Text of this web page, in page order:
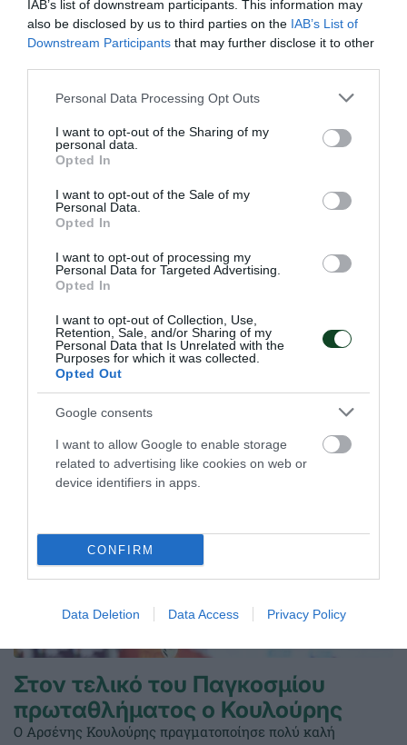
IAB’s list of downstream participants. This information may
also be disclosed by us to third parties on the IAB’s List of
Downstream Participants that may further disclose it to other
Please note that this website/app uses one or more Google
not limited to your visit or usage behaviour. You may click to
grant or deny consent to Google and its third-party tags to
use your data for below specified purposes in below Google
consent section.
Personal Data Processing Opt Outs
I want to opt-out of the Sharing of my
personal data.
Opted In
I want to opt-out of the Sale of my
Personal Data.
Opted In
I want to opt-out of processing my
Personal Data for Targeted Advertising.
Opted In
I want to opt-out of Collection, Use,
Retention, Sale, and/or Sharing of my
Personal Data that Is Unrelated with the
Purposes for which it was collected.
Opted Out
Google consents
I want to allow Google to enable storage
related to advertising like cookies on web or
device identifiers in apps.
CONFIRM
Data Deletion Data Access Privacy Policy
Ιωαννίδου στο πρωτάθλημα
βετεράνων
Η Καλλιόπη Ιωαννίδου κατέκτησε το χρυσό μετάλλιο στο
πρωτάθλημα βετεράνων στο ξίφος μονομαχίας.
13.06.2026 ΞΙΦΑΣΚΙΑ
ΤΕΛΕΥΤΑΙΑ ΝΕΑ
Στον τελικό του Παγκοσμίου
πρωταθλήματος ο Κουλούρης
Ο Αρσένης Κουλούρης πραγματοποίησε πολύ καλή